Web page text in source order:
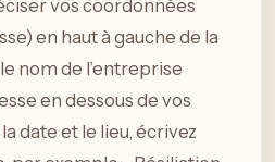
vos coordonnées
en haut à gauche de la
nom de l’entreprise
en dessous de vos
date et le lieu, écrivez